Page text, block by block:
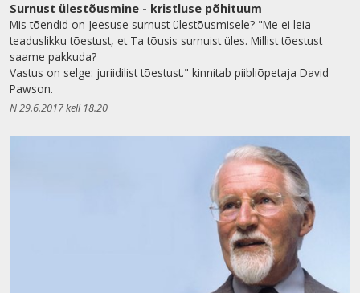
Surnust ülestõusmine - kristluse põhituum
Mis tõendid on Jeesuse surnust ülestõusmisele? "Me ei leia
teaduslikku tõestust, et Ta tõusis surnuist üles. Millist tõestust
saame pakkuda?
Vastus on selge: juriidilist tõestust." kinnitab piibliõpetaja David
Pawson.
N 29.6.2017 kell 18.20